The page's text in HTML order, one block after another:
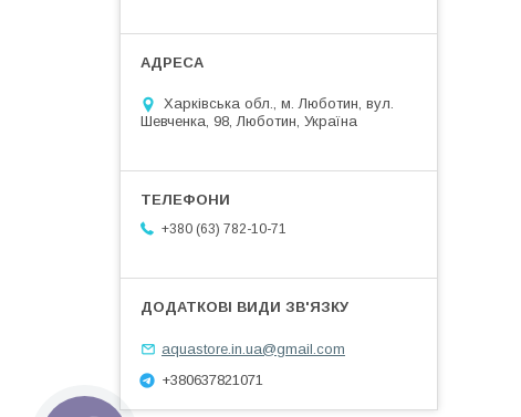
Харківська обл., м. Люботин, вул.
Шевченка, 98, Люботин, Україна
+380 (63) 782-10-71
aquastore.in.ua@gmail.com
+380637821071